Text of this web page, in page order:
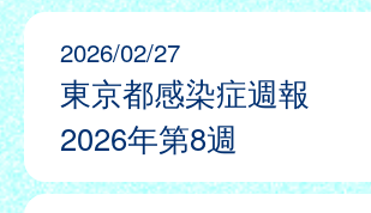
2026/02/27
東京都感染症週報
2026年第8週